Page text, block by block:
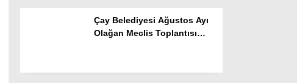
Çay Belediyesi Ağustos Ayı
Olağan Meclis Toplantısı